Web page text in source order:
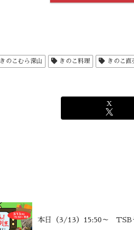
きのこむら深山 きのこ料理 きのこ直
X
本日（3/13）15:50～ TSB